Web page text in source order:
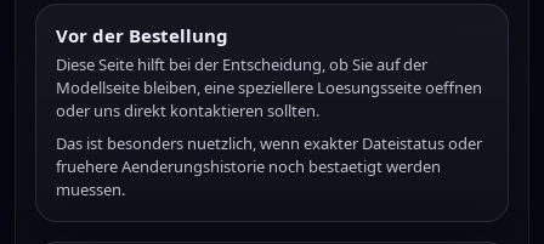
Vor der Bestellung
Diese Seite hilft bei der Entscheidung, ob Sie auf der
Modellseite bleiben, eine speziellere Loesungsseite oeffnen
oder uns direkt kontaktieren sollten.
Das ist besonders nuetzlich, wenn exakter Dateistatus oder
fruehere Aenderungshistorie noch bestaetigt werden
muessen.